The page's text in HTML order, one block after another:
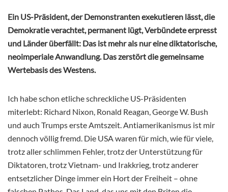
Ein US-Präsident, der Demonstranten exekutieren lässt, die
Demokratie verachtet, permanent lügt, Verbündete erpresst
und Länder überfällt: Das ist mehr als nur eine diktatorische,
neoimperiale Anwandlung. Das zerstört die gemeinsame
Wertebasis des Westens.
Ich habe schon etliche schreckliche US-Präsidenten
miterlebt: Richard Nixon, Ronald Reagan, George W. Bush
und auch Trumps erste Amtszeit. Antiamerikanismus ist mir
dennoch völlig fremd. Die USA waren für mich, wie für viele,
trotz aller schlimmen Fehler, trotz der Unterstützung für
Diktatoren, trotz Vietnam- und Irakkrieg, trotz anderer
entsetzlicher Dinge immer ein Hort der Freiheit – ohne